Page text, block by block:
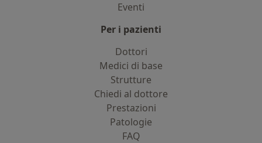
Eventi
Per i pazienti
Dottori
Medici di base
Strutture
Chiedi al dottore
Prestazioni
Patologie
FAQ